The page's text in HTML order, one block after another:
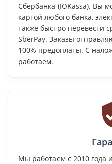
Сбербанка (ЮKassa). Вы
картой любого банка,
также быстро перевести
SberPay. Заказы
100% предоплаты. С
работаем.
Мы работаем с 2010 года